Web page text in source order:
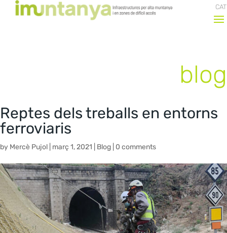
CAT
blog
Reptes dels treballs en entorns
ferroviaris
by Mercè Pujol març 1, 2021 Blog 0 comments